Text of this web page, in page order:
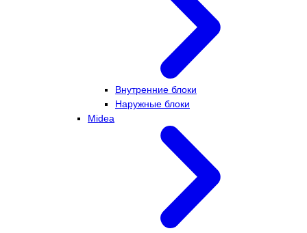
Внутренние блоки
Наружные блоки
Midea